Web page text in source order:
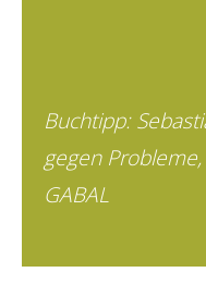
Buchtipp:
gegen
GABAL